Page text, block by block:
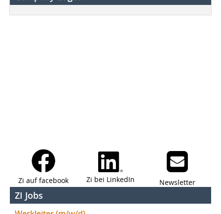
Zi auf facebook Zi bei LinkedIn Newsletter
ZI Jobs